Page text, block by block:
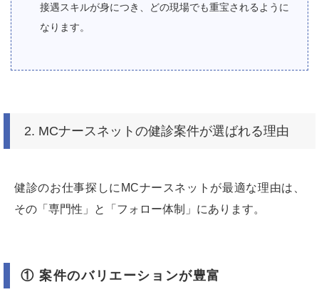
接遇スキルが身につき、どの現場でも重宝されるように
なります。
2. MCナースネットの健診案件が選ばれる理由
健診のお仕事探しにMCナースネットが最適な理由は、
その「専門性」と「フォロー体制」にあります。
① 案件のバリエーションが豊富